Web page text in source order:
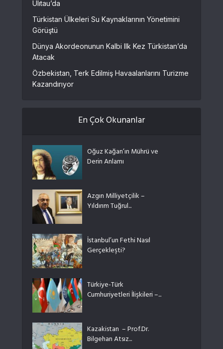
Ulıtau’da
Türkistan Ülkeleri Su Kaynaklarının Yönetimini
Görüştü
Dünya Akordeonunun Kalbi Ilk Kez Türkistan’da
Atacak
Özbekistan, Terk Edilmiş Havaalanlarını Turizme
Kazandırıyor
En Çok Okunanlar
Oğuz Kağan’ın Mührü ve
Derin Anlamı
Azgın Milliyetçilik –
Yıldırım Tuğrul...
İstanbul’un Fethi Nasıl
Gerçekleşti?
Türkiye-Türk
Cumhuriyetleri İlişkileri –...
Kazakistan – Prof.Dr.
Bilgehan Atsız...